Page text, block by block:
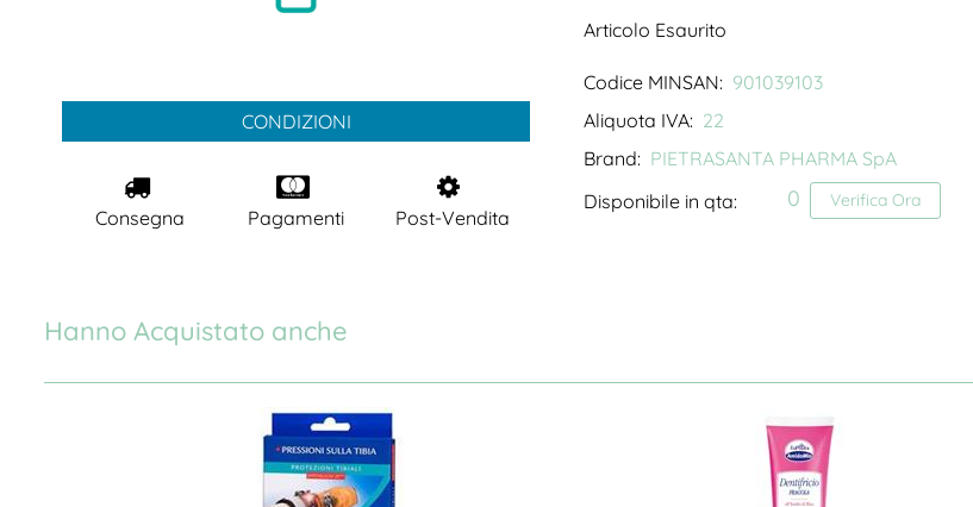
CONDIZIONI
Consegna Pagamenti Post-Vendita
Articolo Esaurito
Codice MINSAN: 901039103
Aliquota IVA: 22
Brand: PIETRASANTA PHARMA SpA
Disponibile in qta:
Verifica Ora
0
Hanno Acquistato anche